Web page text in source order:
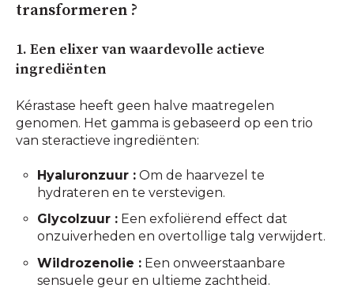
transformeren ?
1. Een elixer van waardevolle actieve
ingrediënten
Kérastase heeft geen halve maatregelen
genomen. Het gamma is gebaseerd op een trio
van steractieve ingrediënten:
Hyaluronzuur : Om de haarvezel te
hydrateren en te verstevigen.
Glycolzuur : Een exfoliërend effect dat
onzuiverheden en overtollige talg verwijdert.
Wildrozenolie : Een onweerstaanbare
sensuele geur en ultieme zachtheid.